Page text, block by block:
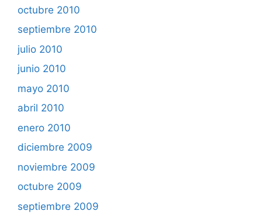
octubre 2010
septiembre 2010
julio 2010
junio 2010
mayo 2010
abril 2010
enero 2010
diciembre 2009
noviembre 2009
octubre 2009
septiembre 2009